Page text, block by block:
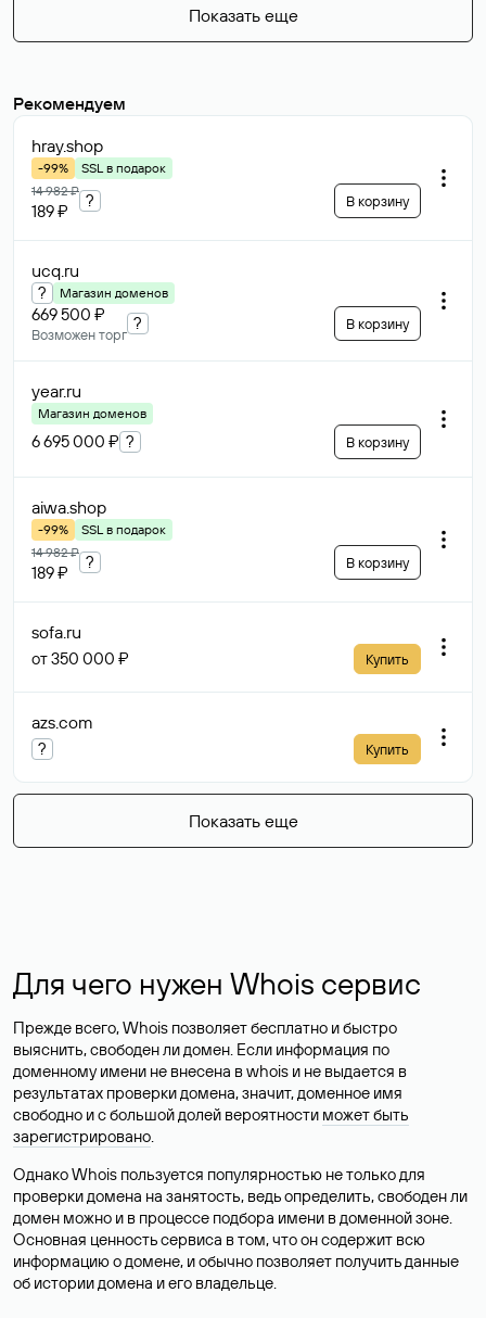
Показать еще
Рекомендуем
hray.shop
-99%
SSL в подарок
14 982 ₽
189 ₽
? В корзину
ucq.ru
? Магазин доменов
669 500 ₽
Возможен торг
? В корзину
year.ru
Магазин доменов
6 695 000 ₽ ? В корзину
aiwa.shop
-99%
SSL в подарок
14 982 ₽
189 ₽
? В корзину
sofa.ru
от 350 000 ₽ Купить
azs.com
? Купить
Показать еще
Для чего нужен Whois сервис
Прежде всего, Whois позволяет бесплатно и быстро
выяснить, свободен ли домен. Если информация по
доменному имени не внесена в whois и не выдается в
результатах проверки домена, значит, доменное имя
свободно и с большой долей вероятности может быть
зарегистрировано.
Однако Whois пользуется популярностью не только для
проверки домена на занятость, ведь определить, свободен ли
домен можно и в процессе подбора имени в доменной зоне.
Основная ценность сервиса в том, что он содержит всю
информацию о домене, и обычно позволяет получить данные
об истории домена и его владельце.